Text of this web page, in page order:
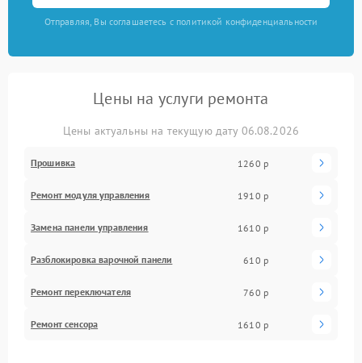
Отправляя, Вы соглашаетесь с политикой конфиденциальности
Цены на услуги ремонта
Цены актуальны на текущую дату 06.08.2026
Прошивка 1260 р
Ремонт модуля управления 1910 р
Замена панели управления 1610 р
Разблокировка варочной панели 610 р
Ремонт переключателя 760 р
Ремонт сенсора 1610 р